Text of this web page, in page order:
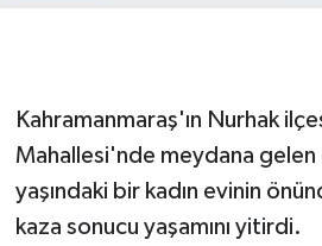
Kahramanmaraş'ın Nurhak
Mahallesi'nde meydana
yaşındaki bir kadın evinin
kaza sonucu yaşamını yitirdi.
KADIN-AİLE
YEREL YÖNETİM
MEDYA